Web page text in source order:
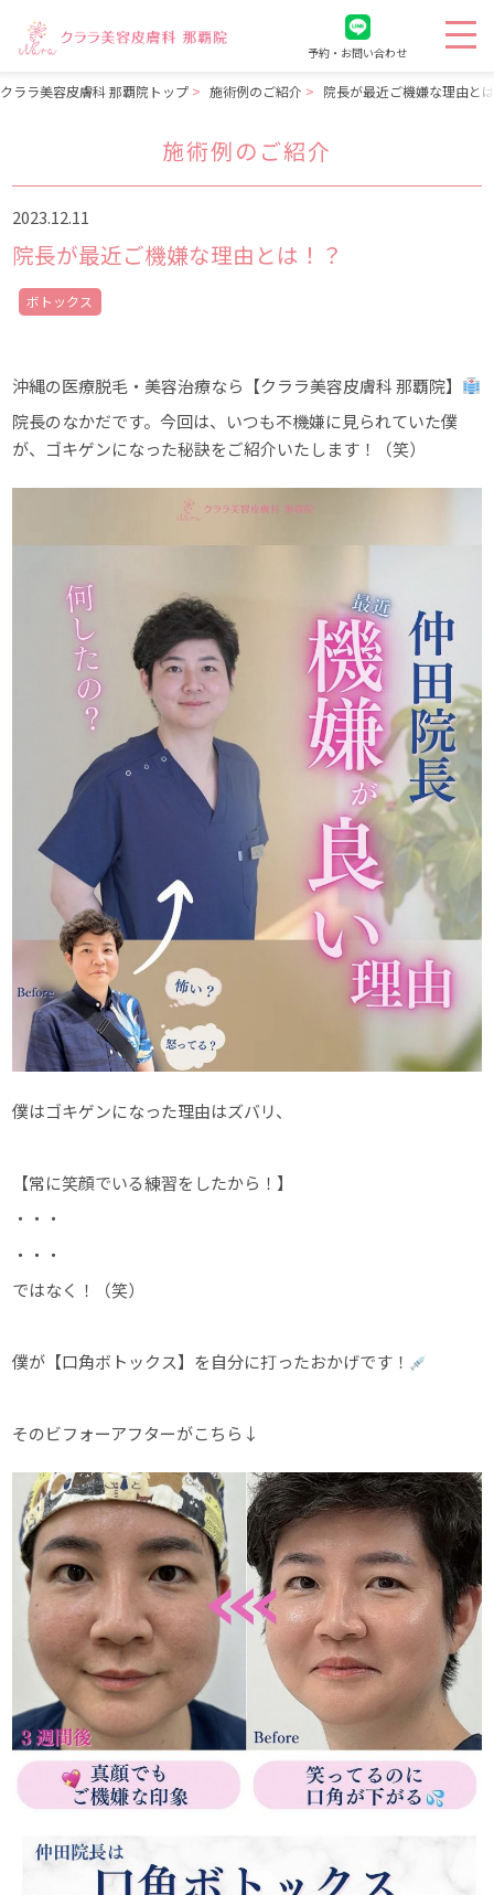
予約・お問い合わせ
クララ美容皮膚科 那覇院トップ 施術例のご紹介 院長が最近ご機嫌な理由と
施術例のご紹介
2023.12.11
院長が最近ご機嫌な理由とは！？
ボトックス
沖縄の医療脱毛・美容治療なら【クララ美容皮膚科 那覇院】
院長のなかだです。今回は、いつも不機嫌に見られていた僕
が、ゴキゲンになった秘訣をご紹介いたします！（笑）
僕はゴキゲンになった理由はズバリ、
【常に笑顔でいる練習をしたから！】
・・・
・・・
ではなく！（笑）
僕が【口角ボトックス】を自分に打ったおかげです！
そのビフォーアフターがこちら↓